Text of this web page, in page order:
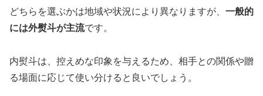
どちらを選ぶかは地域や状況により異なりますが、 一般的
には外熨斗が主流です。
内熨斗は、控えめな印象を与えるため、相手との関係や贈
る場面に応じて使い分けると良いでしょう。